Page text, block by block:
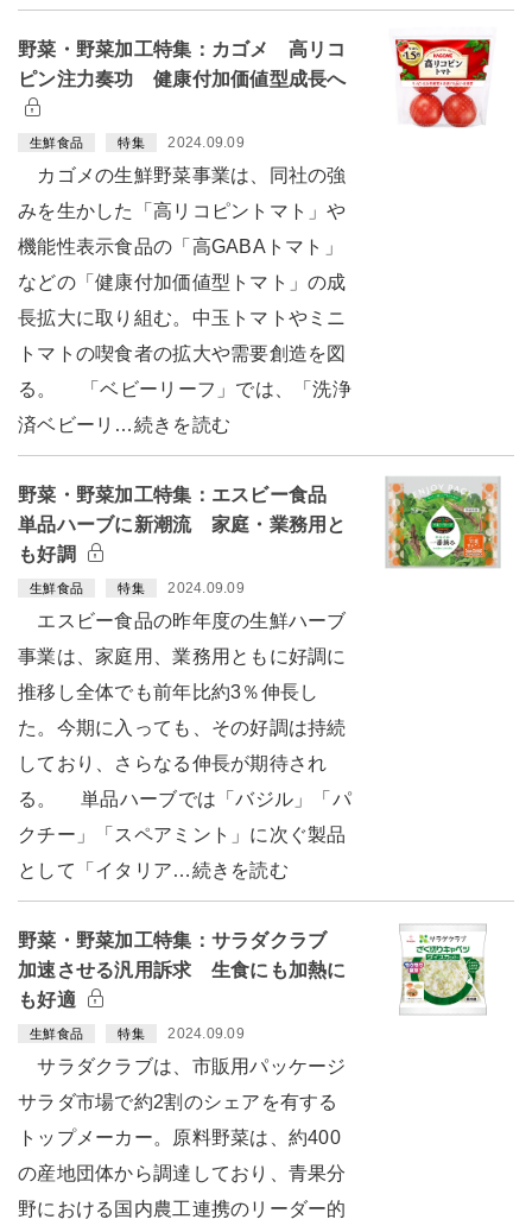
野菜・野菜加工特集：カゴメ 高リコ
ピン注力奏功 健康付加価値型成長へ
生鮮食品 特集 2024.09.09
カゴメの生鮮野菜事業は、同社の強
みを生かした「高リコピントマト」や
機能性表示食品の「高GABAトマト」
などの「健康付加価値型トマト」の成
長拡大に取り組む。中玉トマトやミニ
トマトの喫食者の拡大や需要創造を図
る。 「ベビーリーフ」では、「洗浄
済ベビーリ…続きを読む
野菜・野菜加工特集：エスビー食品
単品ハーブに新潮流 家庭・業務用と
も好調
生鮮食品 特集 2024.09.09
エスビー食品の昨年度の生鮮ハーブ
事業は、家庭用、業務用ともに好調に
推移し全体でも前年比約3％伸長し
た。今期に入っても、その好調は持続
しており、さらなる伸長が期待され
る。 単品ハーブでは「バジル」「パ
クチー」「スペアミント」に次ぐ製品
として「イタリア…続きを読む
野菜・野菜加工特集：サラダクラブ
加速させる汎用訴求 生食にも加熱に
も好適
生鮮食品 特集 2024.09.09
サラダクラブは、市販用パッケージ
サラダ市場で約2割のシェアを有する
トップメーカー。原料野菜は、約400
の産地団体から調達しており、青果分
野における国内農工連携のリーダー的